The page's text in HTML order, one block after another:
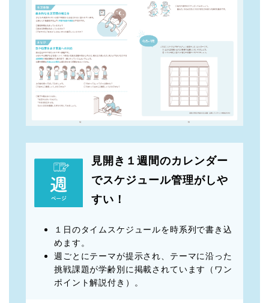
見開き１週間のカレンダー
でスケジュール管理がしや
すい！
１日のタイムスケジュールを時系列で書き込
めます。
週ごとにテーマが提示され、テーマに沿った
挑戦課題が学齢別に掲載されています（ワン
ポイント解説付き）。